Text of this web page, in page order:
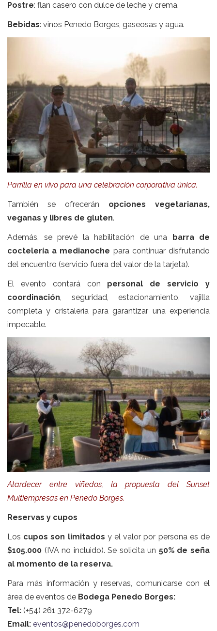
Postre: flan casero con dulce de leche y crema.
Bebidas: vinos Penedo Borges, gaseosas y agua.
Parrilla en vivo para una celebración corporativa única.
También se ofrecerán opciones vegetarianas,
veganas y libres de gluten.
Además, se prevé la habilitación de una barra de
coctelería a medianoche para continuar disfrutando
del encuentro (servicio fuera del valor de la tarjeta).
El evento contará con personal de servicio y
coordinación , seguridad, estacionamiento, vajilla
completa y cristalería para garantizar una experiencia
impecable.
Atardecer entre viñedos, la propuesta del Sunset
Multiempresas en Penedo Borges.
Reservas y cupos
Los cupos son limitados y el valor por persona es de
$105.000 (IVA no incluido). Se solicita un 50% de seña
al momento de la reserva.
Para más información y reservas, comunicarse con el
área de eventos de Bodega Penedo Borges:
Tel: (+54) 261 372-6279
Email: eventos@penedoborges.com